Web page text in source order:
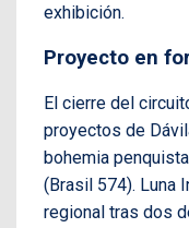
exhibición.
Proyecto en
El cierre del
proyectos de
bohemia
(Brasil 574). Luna
regional tras dos